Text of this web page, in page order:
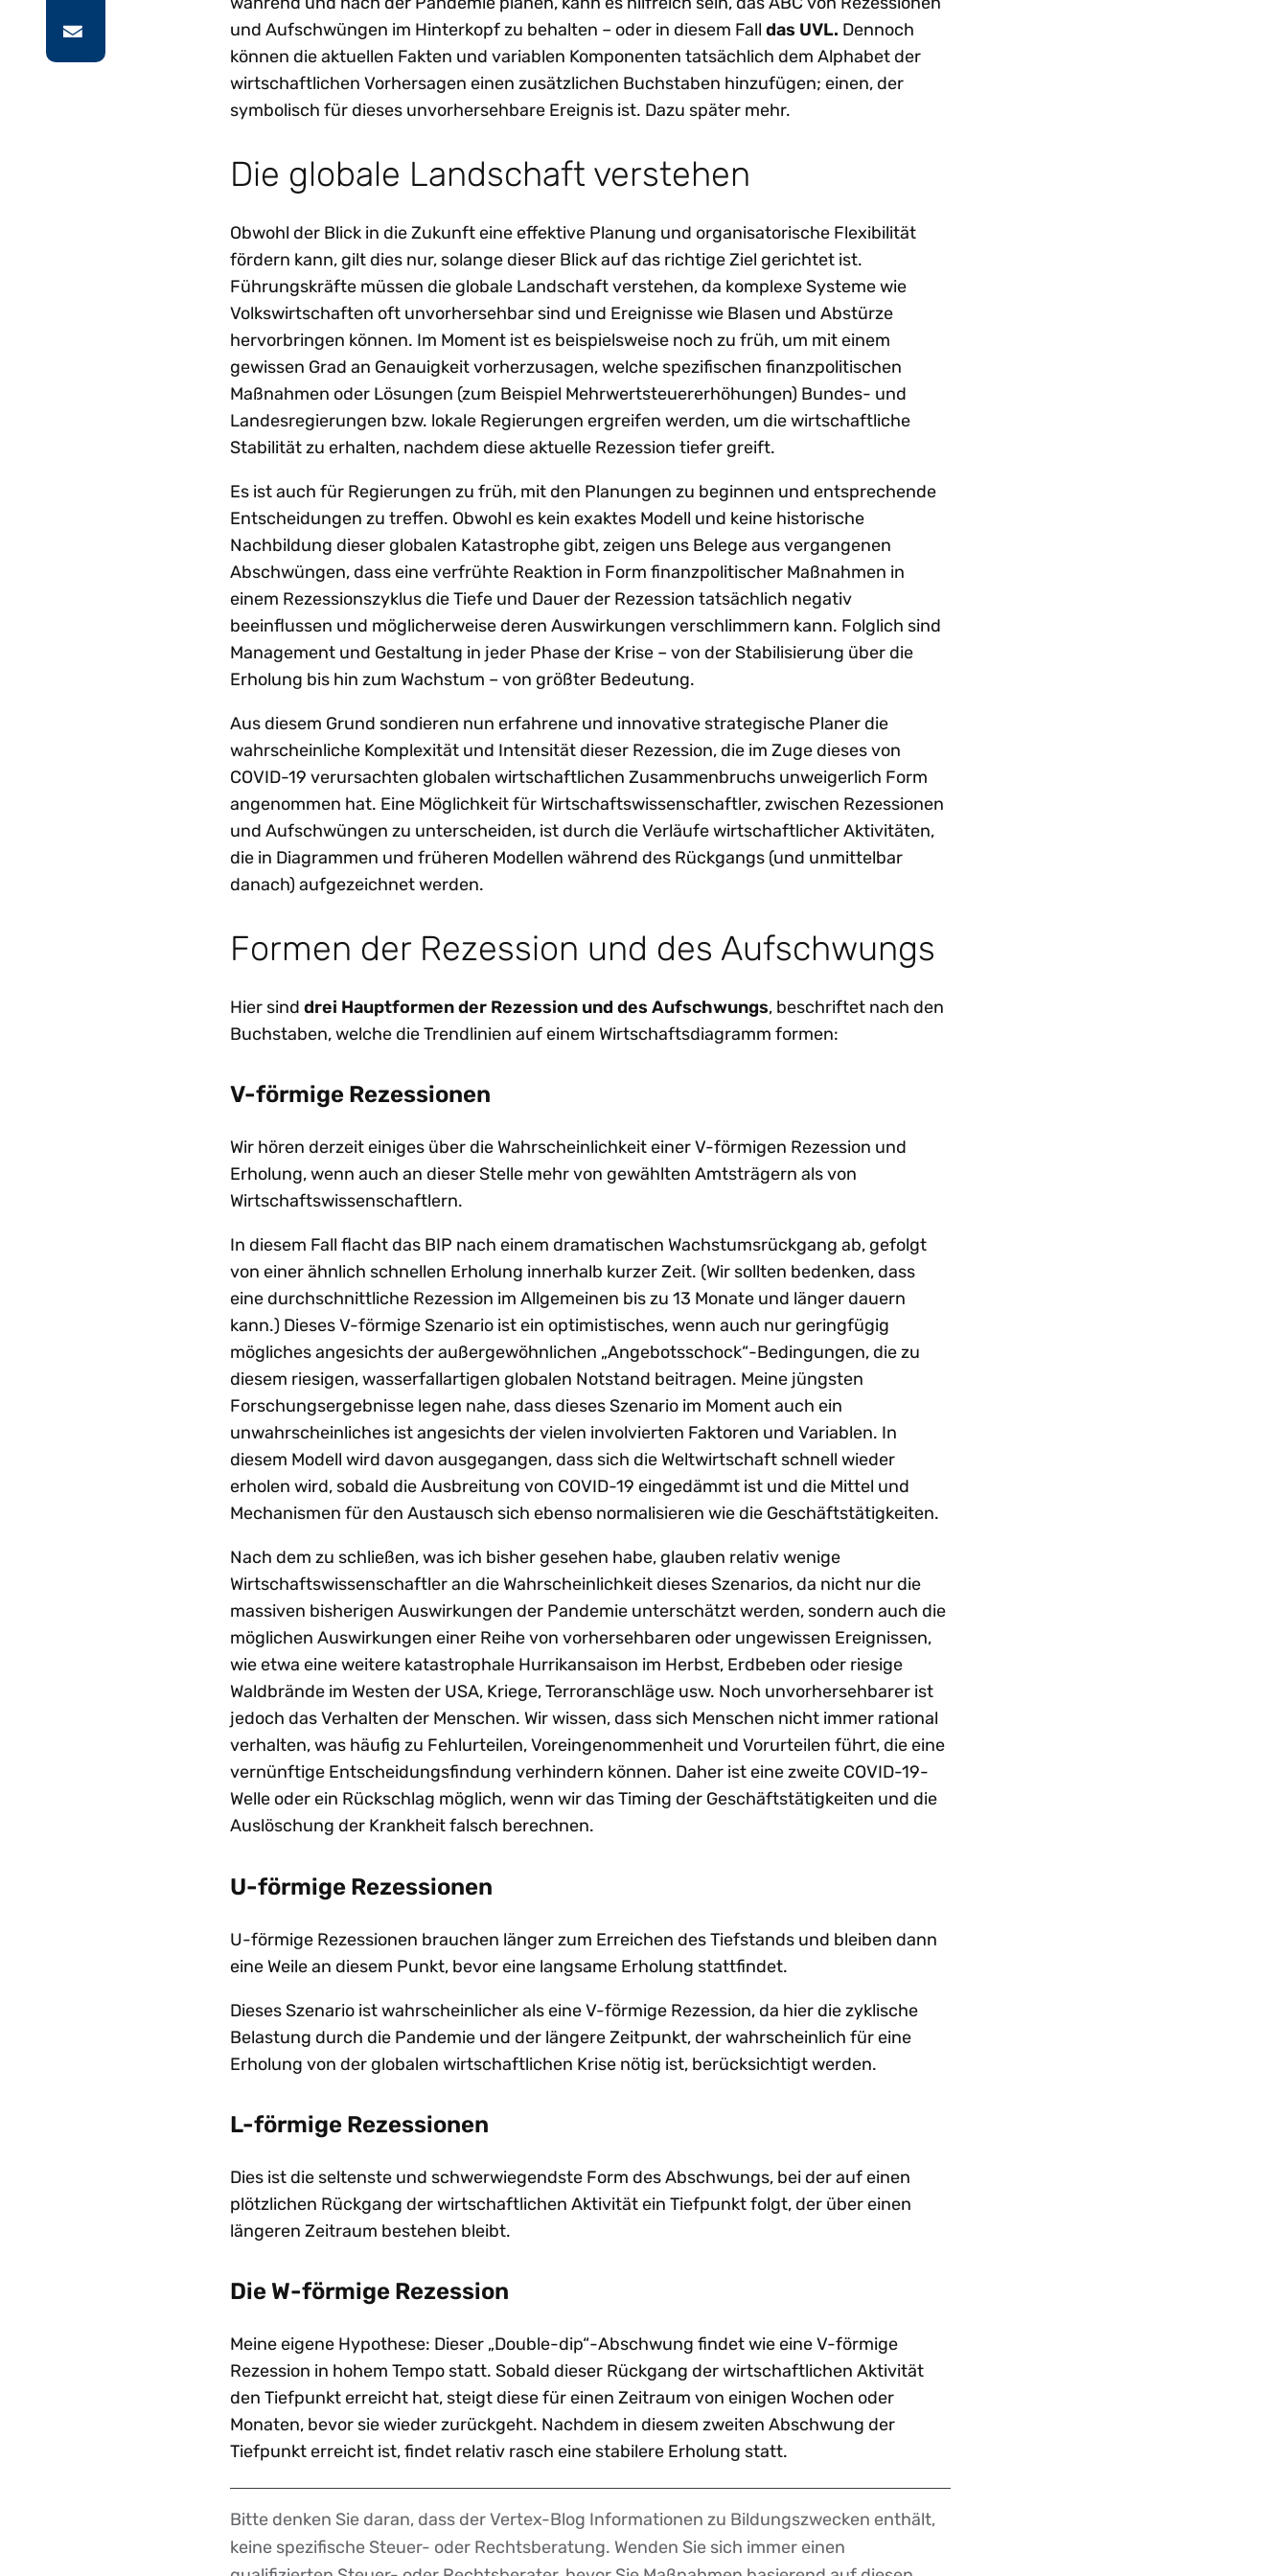
und Aufschwüngen im Hinterkopf zu behalten – oder in diesem Fall das UVL. Dennoch
können die aktuellen Fakten und variablen Komponenten tatsächlich dem Alphabet der
wirtschaftlichen Vorhersagen einen zusätzlichen Buchstaben hinzufügen; einen, der
symbolisch für dieses unvorhersehbare Ereignis ist. Dazu später mehr.
Die globale Landschaft verstehen
Obwohl der Blick in die Zukunft eine effektive Planung und organisatorische Flexibilität
fördern kann, gilt dies nur, solange dieser Blick auf das richtige Ziel gerichtet ist.
Führungskräfte müssen die globale Landschaft verstehen, da komplexe Systeme wie
Volkswirtschaften oft unvorhersehbar sind und Ereignisse wie Blasen und Abstürze
hervorbringen können. Im Moment ist es beispielsweise noch zu früh, um mit einem
gewissen Grad an Genauigkeit vorherzusagen, welche spezifischen finanzpolitischen
Maßnahmen oder Lösungen (zum Beispiel Mehrwertsteuererhöhungen) Bundes- und
Landesregierungen bzw. lokale Regierungen ergreifen werden, um die wirtschaftliche
Stabilität zu erhalten, nachdem diese aktuelle Rezession tiefer greift.
Es ist auch für Regierungen zu früh, mit den Planungen zu beginnen und entsprechende
Entscheidungen zu treffen. Obwohl es kein exaktes Modell und keine historische
Nachbildung dieser globalen Katastrophe gibt, zeigen uns Belege aus vergangenen
Abschwüngen, dass eine verfrühte Reaktion in Form finanzpolitischer Maßnahmen in
einem Rezessionszyklus die Tiefe und Dauer der Rezession tatsächlich negativ
beeinflussen und möglicherweise deren Auswirkungen verschlimmern kann. Folglich sind
Management und Gestaltung in jeder Phase der Krise – von der Stabilisierung über die
Erholung bis hin zum Wachstum – von größter Bedeutung.
Aus diesem Grund sondieren nun erfahrene und innovative strategische Planer die
wahrscheinliche Komplexität und Intensität dieser Rezession, die im Zuge dieses von
COVID-19 verursachten globalen wirtschaftlichen Zusammenbruchs unweigerlich Form
angenommen hat. Eine Möglichkeit für Wirtschaftswissenschaftler, zwischen Rezessionen
und Aufschwüngen zu unterscheiden, ist durch die Verläufe wirtschaftlicher Aktivitäten,
die in Diagrammen und früheren Modellen während des Rückgangs (und unmittelbar
danach) aufgezeichnet werden.
Formen der Rezession und des Aufschwungs
Hier sind drei Hauptformen der Rezession und des Aufschwungs, beschriftet nach den
Buchstaben, welche die Trendlinien auf einem Wirtschaftsdiagramm formen:
V-förmige Rezessionen
Wir hören derzeit einiges über die Wahrscheinlichkeit einer V-förmigen Rezession und
Erholung, wenn auch an dieser Stelle mehr von gewählten Amtsträgern als von
Wirtschaftswissenschaftlern.
In diesem Fall flacht das BIP nach einem dramatischen Wachstumsrückgang ab, gefolgt
von einer ähnlich schnellen Erholung innerhalb kurzer Zeit. (Wir sollten bedenken, dass
eine durchschnittliche Rezession im Allgemeinen bis zu 13 Monate und länger dauern
kann.) Dieses V-förmige Szenario ist ein optimistisches, wenn auch nur geringfügig
mögliches angesichts der außergewöhnlichen „Angebotsschock“-Bedingungen, die zu
diesem riesigen, wasserfallartigen globalen Notstand beitragen. Meine jüngsten
Forschungsergebnisse legen nahe, dass dieses Szenario im Moment auch ein
unwahrscheinliches ist angesichts der vielen involvierten Faktoren und Variablen. In
diesem Modell wird davon ausgegangen, dass sich die Weltwirtschaft schnell wieder
erholen wird, sobald die Ausbreitung von COVID-19 eingedämmt ist und die Mittel und
Mechanismen für den Austausch sich ebenso normalisieren wie die Geschäftstätigkeiten.
Nach dem zu schließen, was ich bisher gesehen habe, glauben relativ wenige
Wirtschaftswissenschaftler an die Wahrscheinlichkeit dieses Szenarios, da nicht nur die
massiven bisherigen Auswirkungen der Pandemie unterschätzt werden, sondern auch die
möglichen Auswirkungen einer Reihe von vorhersehbaren oder ungewissen Ereignissen,
wie etwa eine weitere katastrophale Hurrikansaison im Herbst, Erdbeben oder riesige
Waldbrände im Westen der USA, Kriege, Terroranschläge usw. Noch unvorhersehbarer ist
jedoch das Verhalten der Menschen. Wir wissen, dass sich Menschen nicht immer rational
verhalten, was häufig zu Fehlurteilen, Voreingenommenheit und Vorurteilen führt, die eine
vernünftige Entscheidungsfindung verhindern können. Daher ist eine zweite COVID-19-
Welle oder ein Rückschlag möglich, wenn wir das Timing der Geschäftstätigkeiten und die
Auslöschung der Krankheit falsch berechnen.
U-förmige Rezessionen
U-förmige Rezessionen brauchen länger zum Erreichen des Tiefstands und bleiben dann
eine Weile an diesem Punkt, bevor eine langsame Erholung stattfindet.
Dieses Szenario ist wahrscheinlicher als eine V-förmige Rezession, da hier die zyklische
Belastung durch die Pandemie und der längere Zeitpunkt, der wahrscheinlich für eine
Erholung von der globalen wirtschaftlichen Krise nötig ist, berücksichtigt werden.
L-förmige Rezessionen
Dies ist die seltenste und schwerwiegendste Form des Abschwungs, bei der auf einen
plötzlichen Rückgang der wirtschaftlichen Aktivität ein Tiefpunkt folgt, der über einen
längeren Zeitraum bestehen bleibt.
Die W-förmige Rezession
Meine eigene Hypothese: Dieser „Double-dip“-Abschwung findet wie eine V-förmige
Rezession in hohem Tempo statt. Sobald dieser Rückgang der wirtschaftlichen Aktivität
den Tiefpunkt erreicht hat, steigt diese für einen Zeitraum von einigen Wochen oder
Monaten, bevor sie wieder zurückgeht. Nachdem in diesem zweiten Abschwung der
Tiefpunkt erreicht ist, findet relativ rasch eine stabilere Erholung statt.
Disclaimer
Bitte denken Sie daran, dass der Vertex-Blog Informationen zu Bildungszwecken enthält,
keine spezifische Steuer- oder Rechtsberatung. Wenden Sie sich immer einen